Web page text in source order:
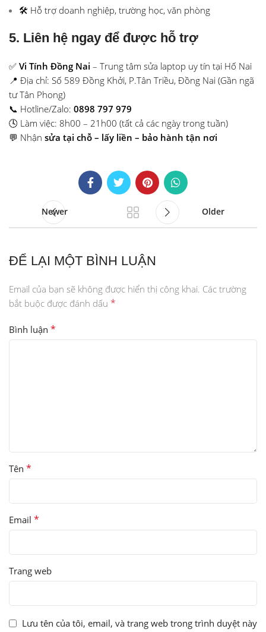
🛠 Hỗ trợ doanh nghiệp, trường học, văn phòng
5. Liên hệ ngay để được hỗ trợ
✅ Vi Tính Đồng Nai – Trung tâm sửa laptop uy tín tại Hố Nai
📍 Địa chỉ: Số 589 Đồng Khởi, P.Tân Triều, Đồng Nai (Gần ngã
tư Tân Phong)
📞 Hotline/Zalo: 0898 797 979
🕓 Làm việc: 8h00 – 21h00 (tất cả các ngày trong tuần)
💬 Nhận sửa tại chỗ – lấy liền – bảo hành tận nơi
Newer Older
ĐỂ LẠI MỘT BÌNH LUẬN
Email của bạn sẽ không được hiển thị công khai. Các trường
bắt buộc được đánh dấu *
Bình luận *
Tên *
Email *
Trang web
Lưu tên của tôi, email, và trang web trong trình duyệt này